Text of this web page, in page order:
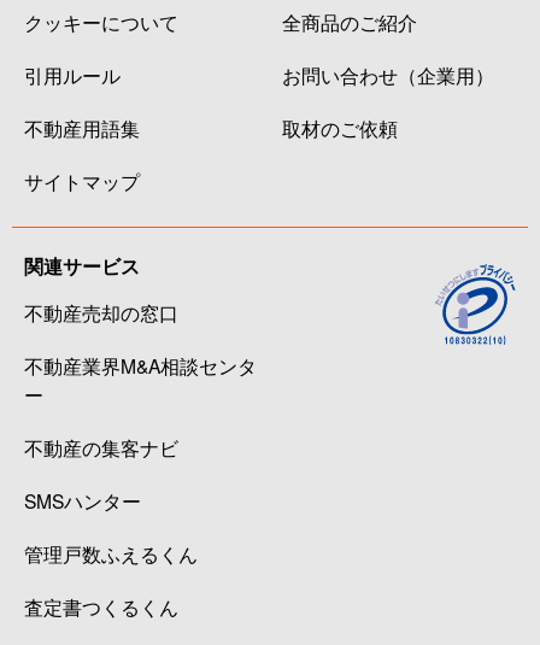
クッキーについて
引用ルール
不動産用語集
サイトマップ
全商品のご紹介
お問い合わせ（企業用）
取材のご依頼
関連サービス
不動産売却の窓口
不動産業界M&A相談センタ
ー
不動産の集客ナビ
SMSハンター
管理戸数ふえるくん
査定書つくるくん